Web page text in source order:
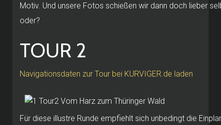
Motiv. Und unsere Fotos schießen wir dann doch lieber
oder?
TOUR 2
Navigationsdaten zur Tour bei KURVIGER.de laden
Für diese illustre Runde empfiehlt sich unbedingt die